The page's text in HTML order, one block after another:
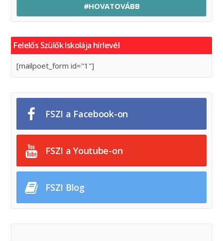
#HOVATOVÁBB
Felelős Szülők Iskolája hírlevél
[mailpoet_form id="1"]
FSZI a Facebook-on
FSZI a Youtube-on
FSZI Blog